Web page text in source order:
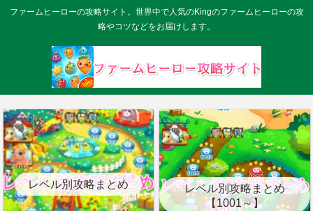
ファームヒーローの攻略サイト。世界中で人気のKingのファームヒーローの攻
略やコツなどをお届けします。
レベル別攻略まとめ
レベル別攻略まとめ
【1001～】